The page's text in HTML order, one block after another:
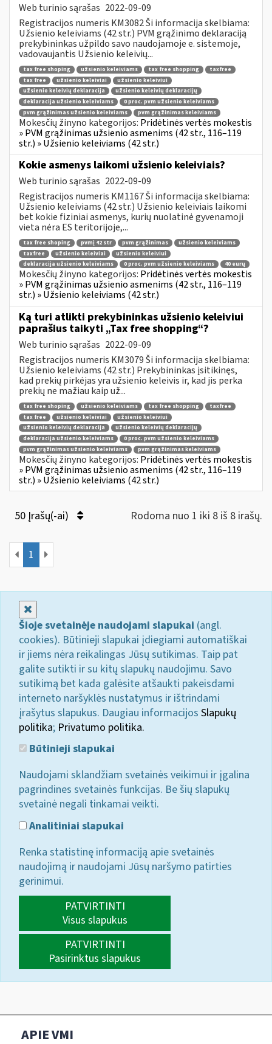
Web turinio sąrašas 2022-09-09
Registracijos numeris KM3082 Ši informacija skelbiama:
Užsienio keleiviams (42 str.) PVM grąžinimo deklaraciją
prekybininkas užpildo savo naudojamoje e. sistemoje,
vadovaujantis Užsienio keleivių...
tax free shoping užsienio keleiviams tax free shopping
taxfree
tax free
užsienio keleiviai
užsienio keleiviui
užsienio keleivių deklaracija
užsienio keleivių deklaracijų
deklaracija užsienio keleiviams
0 proc. pvm užsienio keleiviams
pvm grąžinimas užsienio keleiviams
pvm grąžinimas keleiviams
Mokesčių žinyno kategorijos: Pridėtinės vertės mokestis
» PVM grąžinimas užsienio asmenims (42 str., 116–119
str.) » Užsienio keleiviams (42 str.)
Kokie asmenys laikomi užsienio keleiviais?
Web turinio sąrašas 2022-09-09
Registracijos numeris KM1167 Ši informacija skelbiama:
Užsienio keleiviams (42 str.) Užsienio keleiviais laikomi
bet kokie fiziniai asmenys, kurių nuolatinė gyvenamoji
vieta nėra ES teritorijoje,...
tax free shoping pvmį 42 str pvm grąžinimas
užsienio keleiviams
taxfree
užsienio keleiviai
užsienio keleiviui
deklaracija užsienio keleiviams
0 proc. pvm užsienio keleiviams 40 eurų
Mokesčių žinyno kategorijos: Pridėtinės vertės mokestis
» PVM grąžinimas užsienio asmenims (42 str., 116–119
str.) » Užsienio keleiviams (42 str.)
Ką turi atlikti prekybininkas užsienio keleiviui
paprašius taikyti „Tax free shopping“?
Web turinio sąrašas 2022-09-09
Registracijos numeris KM3079 Ši informacija skelbiama:
Užsienio keleiviams (42 str.) Prekybininkas įsitikinęs,
kad prekių pirkėjas yra užsienio keleivis ir, kad jis perka
prekių ne mažiau kaip už...
tax free shoping užsienio keleiviams tax free shopping
taxfree
tax free
užsienio keleiviai
užsienio keleiviui
užsienio keleivių deklaracija
užsienio keleivių deklaracijų
deklaracija užsienio keleiviams
0 proc. pvm užsienio keleiviams
pvm grąžinimas užsienio keleiviams
pvm grąžinimas keleiviams
Mokesčių žinyno kategorijos: Pridėtinės vertės mokestis
» PVM grąžinimas užsienio asmenims (42 str., 116–119
str.) » Užsienio keleiviams (42 str.)
50 Įrašų(-ai) Rodoma nuo 1 iki 8 iš 8 irašų.
1
Šioje svetainėje naudojami slapukai (angl.
cookies). Būtinieji slapukai įdiegiami automatiškai
ir jiems nėra reikalingas Jūsų sutikimas. Taip pat
galite sutikti ir su kitų slapukų naudojimu. Savo
sutikimą bet kada galėsite atšaukti pakeisdami
interneto naršyklės nustatymus ir ištrindami
įrašytus slapukus. Daugiau informacijos Slapukų
politika; Privatumo politika.
Būtinieji slapukai
Naudojami sklandžiam svetainės veikimui ir įgalina
pagrindines svetainės funkcijas. Be šių slapukų
svetainė negali tinkamai veikti.
Analitiniai slapukai
Renka statistinę informaciją apie svetainės
naudojimą ir naudojami Jūsų naršymo patirties
gerinimui.
PATVIRTINTI
Visus slapukus
PATVIRTINTI
Pasirinktus slapukus
APIE VMI